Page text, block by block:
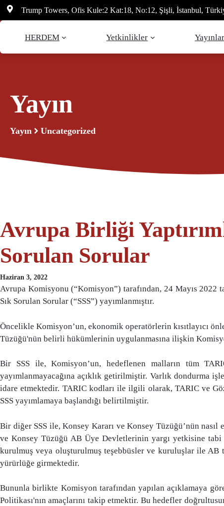
İçeriğe
atla
Trump Towers, Ofis Kule:2 Kat:18, No:12, Şişli, İstanbul,
HERDEM Yetkinlikler
Yayın
Yayın Uncategorized
Avrupa Birliği
Sorulan Sorular
Haziran 3, 2022
Avrupa Komisyonu (“Komisyon”) tarafından, 24 Mayıs 2022
Sık Sorulan Sorular (“SSS”) yayımlanmıştır.
Öncelikle Komisyon’un, ekonomik operatörlerin kısıtlayıcı
Tüzüğü'nün belirli hükümlerinin uygulanmasına ilişkin
Bir SSS ile, Komisyon’un, hedeflenen malların tüm
yayımlanmayacağına açıklık getirilmiştir. Varlık
idare etmektedir. TARIC kodları ile ilgili olarak, TARIC ve
SSS yayımlamaya başlandığı belirtilmiştir.
Bir diğer SSS ile, Konsey Kararı ve Konsey Tüzüğü’nün
ve Konsey Tüzüğü AB Üye Devletlerinin yargı yetkisine tabi
kurulmuş veya oluşturulmuş teşebbüsler ve kuruluşlar ile AB
yürürlüğe girmektedir.
Bununla birlikte Komisyon tarafından yapılan açıklamaya
Politikası'nın amaçlarını takip etmektir. Bu hedefler